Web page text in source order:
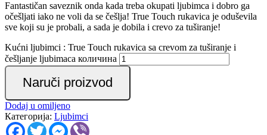
Fantastičan saveznik onda kada treba okupati ljubimca i dobro ga
očešljati iako ne voli da se češlja! True Touch rukavica je oduševila
sve koji su je probali, a sada je dobila i crevo za tuširanje!
Kućni ljubimci : True Touch rukavica sa crevom za tuširanje i
češljanje ljubimaca количина
Naruči proizvod
Dodaj u omiljeno
Категорија: Ljubimci
FacebookTwitterMessenger